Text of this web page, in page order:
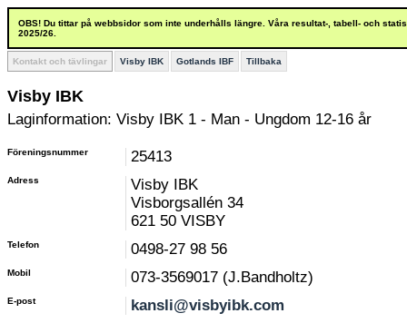
OBS! Du tittar på webbsidor som inte underhålls längre. Våra resultat-, tabell- och
2025/26.
Kontakt och tävlingar Visby IBK Gotlands IBF Tillbaka
Visby IBK
Laginformation: Visby IBK 1 - Man - Ungdom 12-16 år
Föreningsnummer 25413
Adress
Visby IBK
Visborgsallén 34
621 50 VISBY
Telefon 0498-27 98 56
Mobil 073-3569017 (J.Bandholtz)
E-post kansli@visbyibk.com